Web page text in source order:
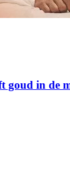
goud in de